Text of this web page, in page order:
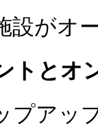
設がオ
トとオ
プアッ